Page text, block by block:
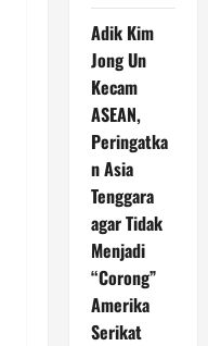
Adik Kim
Jong Un
Kecam
ASEAN,
Peringatka
n Asia
Tenggara
agar Tidak
Menjadi
“Corong”
Amerika
Serikat